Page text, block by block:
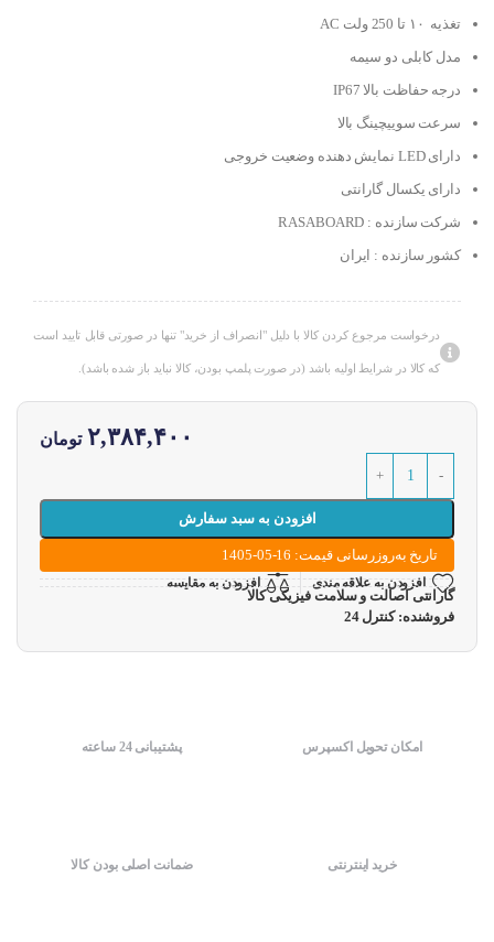
تغذیه ۱۰ تا 250 ولت AC
مدل کابلی دو سیمه
درجه حفاظت بالا IP67
سرعت سوییچینگ بالا
دارای LED نمایش دهنده وضعیت خروجی
دارای یکسال گارانتی
شرکت سازنده : RASABOARD
کشور سازنده : ایران
درخواست مرجوع کردن کالا با دلیل "انصراف از خرید" تنها در صورتی قابل تایید است
که کالا در شرایط اولیه باشد (در صورت پلمپ بودن، کالا نباید باز شده باشد).
۲,۳۸۴,۴۰۰ تومان
افزودن به سبد سفارش
تاریخ به‌روزرسانی قیمت: 16-05-1405
افزودن به علاقه مندی افزودن به مقایسه
گارانتی اصالت و سلامت فیزیکی کالا
فروشنده: کنترل 24
امکان تحویل اکسپرس پشتیبانی 24 ساعته
خرید اینترنتی ضمانت اصلی بودن کالا